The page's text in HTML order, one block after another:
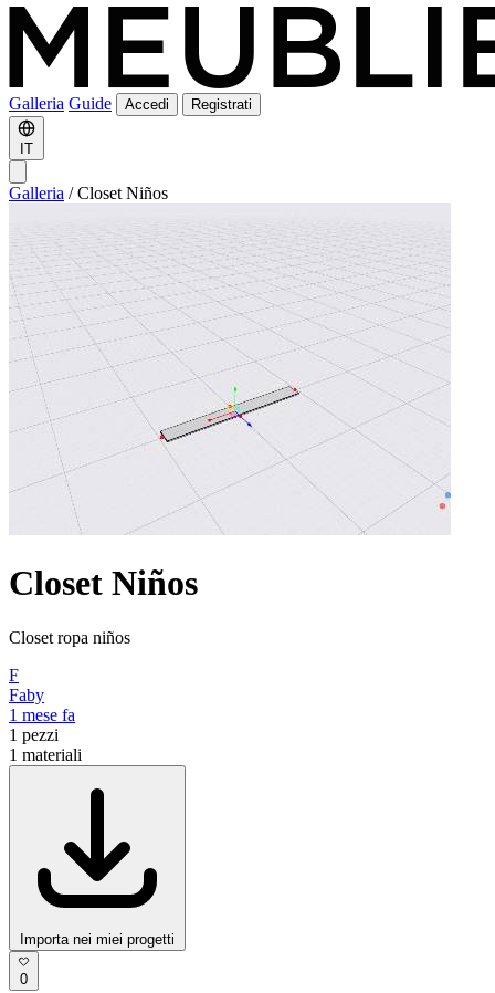
Galleria Guide Accedi Registrati
IT
Galleria / Closet Niños
Closet Niños
Closet ropa niños
F
Faby
1 mese fa
1 pezzi
1 materiali
Importa nei miei progetti
0